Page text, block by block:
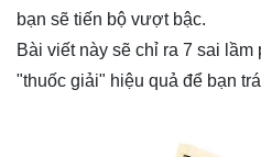
bạn sẽ tiến bộ vượt bậc.
Bài viết này sẽ chỉ ra 7 sai
"thuốc giải" hiệu quả để bạn